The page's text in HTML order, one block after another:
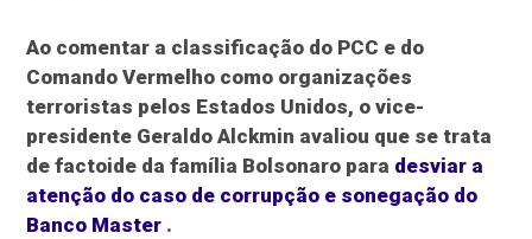
Ao comentar a classificação do PCC e do
Comando Vermelho como organizações
terroristas pelos Estados Unidos, o vice-
presidente Geraldo Alckmin avaliou que se trata
de factoide da família Bolsonaro para desviar a
atenção do caso de corrupção e sonegação do
Banco Master .